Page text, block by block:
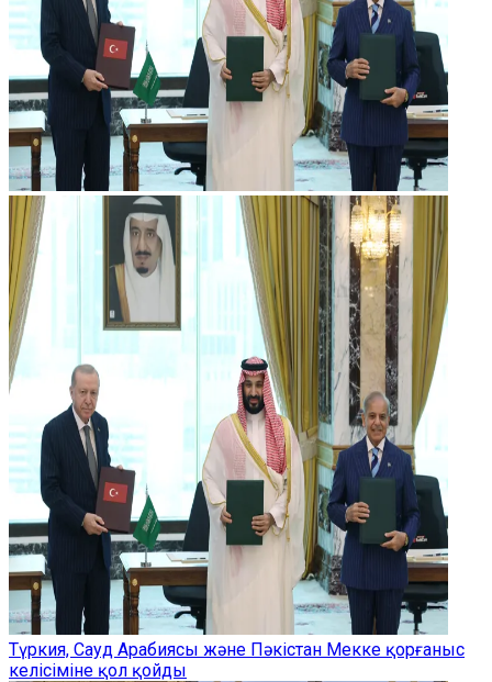
Түркия, Сауд Арабиясы және Пәкістан Мекке қорғаныс
келісіміне қол қойды